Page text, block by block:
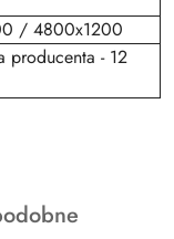
/ 4800x1200
producenta - 12